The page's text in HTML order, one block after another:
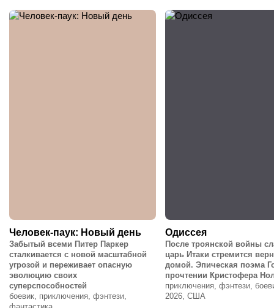
Человек-паук: Новый день
Забытый всеми Питер Паркер
сталкивается с новой масштабной
угрозой и переживает опасную
эволюцию своих
суперспособностей
боевик, приключения, фэнтези,
Одиссея
После троянской войны
царь Итаки стремится
домой. Эпическая поэма
прочтении Кристофера
приключения, фэнтези,
2026, США